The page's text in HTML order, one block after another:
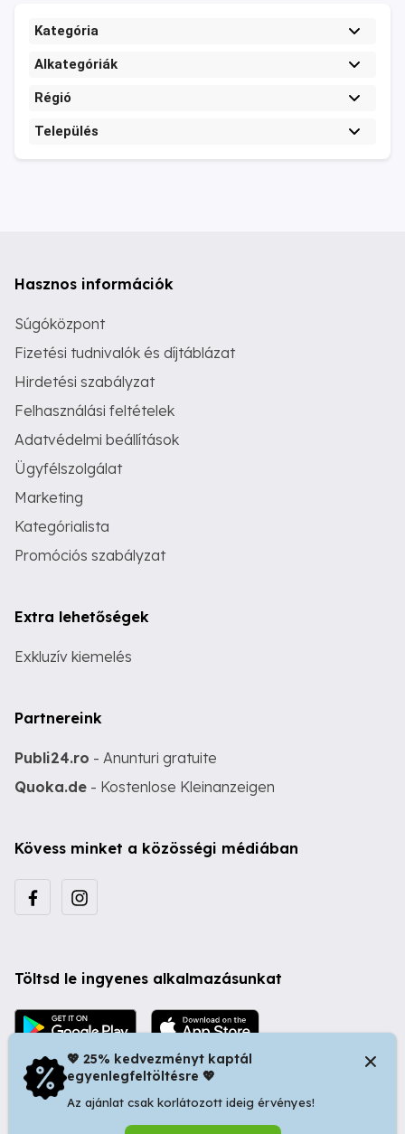
Kategória
Alkategóriák
Régió
Település
Hasznos információk
Súgóközpont
Fizetési tudnivalók és díjtáblázat
Hirdetési szabályzat
Felhasználási feltételek
Adatvédelmi beállítások
Ügyfélszolgálat
Marketing
Kategórialista
Promóciós szabályzat
Extra lehetőségek
Exkluzív kiemelés
Partnereink
Publi24.ro - Anunturi gratuite
Quoka.de - Kostenlose Kleinanzeigen
Kövess minket a közösségi médiában
Töltsd le ingyenes alkalmazásunkat
💖 25% kedvezményt kaptál
egyenlegfeltöltésre 💖
Az ajánlat csak korlátozott ideig érvényes!